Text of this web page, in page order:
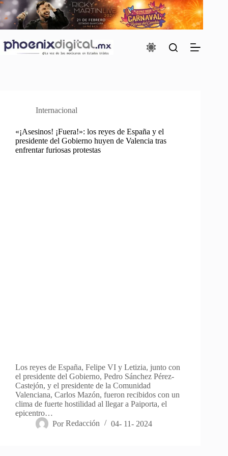
Saltar
al
contenido
Internacional
«¡Asesinos! ¡Fuera!»: los reyes de España y el
presidente del Gobierno huyen de Valencia tras
enfrentar furiosas protestas
Los reyes de España, Felipe VI y Letizia, junto con
el presidente del Gobierno, Pedro Sánchez Pérez-
Castejón, y el presidente de la Comunidad
Valenciana, Carlos Mazón, fueron recibidos con un
clima de fuerte hostilidad al llegar a Paiporta, el
epicentro…
Por Redacción 04- 11- 2024